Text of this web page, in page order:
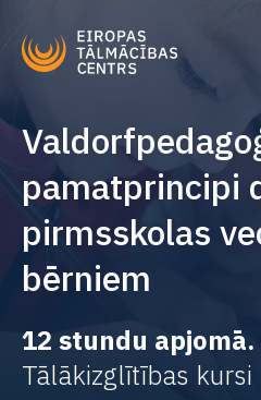
pamatprincipi
pirmsskolas
bērniem
12 stundu apjomā.
Tālākizglītības kursi